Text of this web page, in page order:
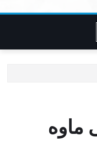
ماوە